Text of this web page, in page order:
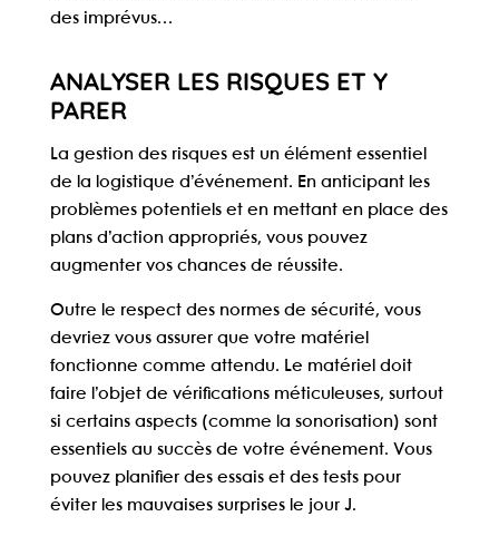
des imprévus…
ANALYSER LES RISQUES ET Y
PARER
La gestion des risques est un élément essentiel
de la logistique d’événement. En anticipant les
problèmes potentiels et en mettant en place des
plans d’action appropriés, vous pouvez
augmenter vos chances de réussite.
Outre le respect desnormes de sécurité, vous
devriez vous assurer que votre matériel
fonctionne comme attendu. Le matériel doit
faire l’objet de vérifications méticuleuses, surtout
si certains aspects (comme la sonorisation) sont
essentiels au succès de votre événement. Vous
pouvez planifier des essais et des tests pour
éviter les mauvaises surprises le jour J.